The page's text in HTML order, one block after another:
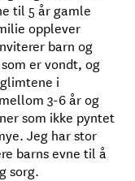
til 5 år gamle
opplever
barn og
er vondt, og
i
3-6 år og
som ikke pyntet
Jeg har stor
barns evne til å
sorg.